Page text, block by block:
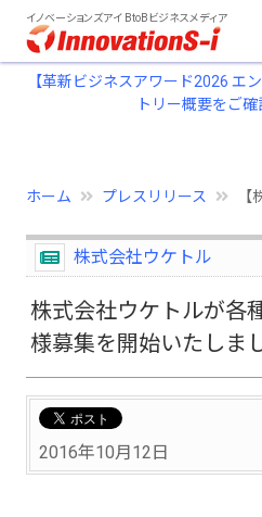
イノベーションズアイ BtoBビジネスメディア
【革新ビジネスアワード2026 エ
トリー概要をご確
ホーム プレスリリース
株式会社ウケトル
株式会社ウケトルが各
様募集を開始いたしま
2016年10月12日